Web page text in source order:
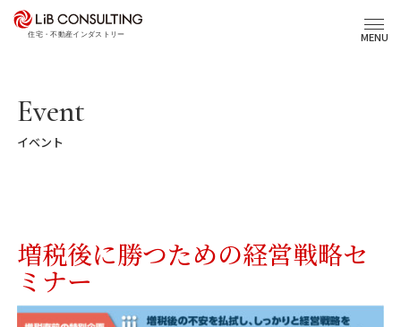
MENU
プロジェクト事例
エキスパート
事業本部理念
Event
イベント
増税後に勝つための経営戦略セ
ミナー